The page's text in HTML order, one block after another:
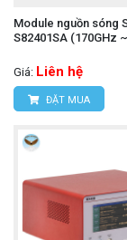
Module nguồn sóng
S82401SA (170GHz
Giá: Liên hệ
ĐẶT MUA